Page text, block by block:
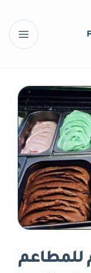
للمطاعم